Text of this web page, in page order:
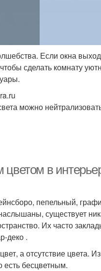
Если окна
сделать комнату
можно
в
пепельный,
существует
Их часто
деко .
а отсутствие цвета.
есть бесцветным.